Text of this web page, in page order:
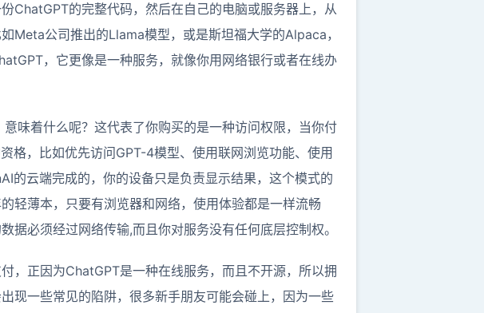
ChatGPT的完整代码，然后在自己的电脑或服务器上，从
Meta公司推出的Llama模型，或是斯坦福大学的Alpaca，
，它更像是一种服务，就像你用网络银行或者在线办
味着什么呢？这代表了你购买的是一种访问权限，当你付
格，比如优先访问GPT-4模型、使用联网浏览功能、使用
的云端完成的，你的设备只是负责显示结果，这个模式的
轻薄本，只要有浏览器和网络，使用体验都是一样流畅
必须经过网络传输,而且你对服务没有任何底层控制权。
，正因为ChatGPT是一种在线服务，而且不开源，所以拥
现一些常见的陷阱，很多新手朋友可能会碰上，因为一些